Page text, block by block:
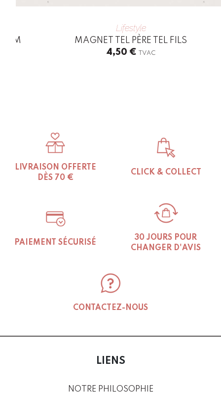
Lifestyle
MAGNET TEL PÈRE TEL FILS
4,50 € TVAC
LIVRAISON OFFERTE
DÈS 70 €
CLICK & COLLECT
PAIEMENT SÉCURISÉ
30 JOURS POUR
CHANGER D'AVIS
CONTACTEZ-NOUS
LIENS
NOTRE PHILOSOPHIE